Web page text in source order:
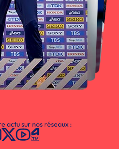
actu sur nos réseaux :